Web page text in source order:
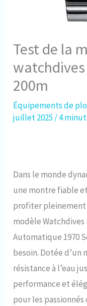
Test de la
200m
Équipements de
juillet 2025 /4
Dans le monde
une montre fiable
profiter pleinement
modèle
Automatique 1970
besoin. Dotée d’un
résistance à l’eau
performance et
pour les